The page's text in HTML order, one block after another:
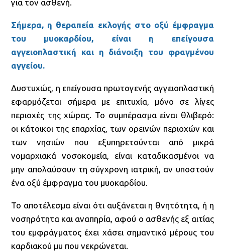
για τον ασθενή.
Σήμερα, η θεραπεία εκλογής στο οξύ έμφραγμα
του μυοκαρδίου, είναι η επείγουσα
αγγειοπλαστική και η διάνοιξη του φραγμένου
αγγείου.
Δυστυχώς, η επείγουσα πρωτογενής αγγειοπλαστική
εφαρμόζεται σήμερα με επιτυχία, μόνο σε λίγες
περιοχές της χώρας. Το συμπέρασμα είναι θλιβερό:
οι κάτοικοι της επαρχίας, των ορεινών περιοχών και
των νησιών που εξυπηρετούνται από μικρά
νομαρχιακά νοσοκομεία, είναι καταδικασμένοι να
μην απολαύσουν τη σύγχρονη ιατρική, αν υποστούν
ένα οξύ έμφραγμα του μυοκαρδίου.
Το αποτέλεσμα είναι ότι αυξάνεται η θνητότητα, ή η
νοσηρότητα και αναπηρία, αφού ο ασθενής εξ αιτίας
του εμφράγματος έχει χάσει σημαντικό μέρους του
καρδιακού μυ που νεκρώνεται.